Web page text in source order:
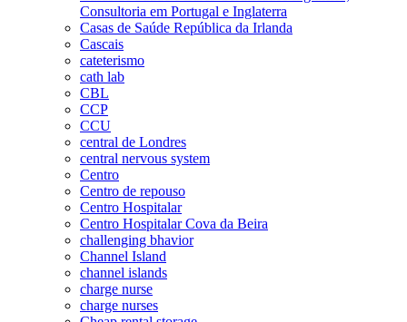
Consultoria em Portugal e Inglaterra
Casas de Saúde República da Irlanda
Cascais
cateterismo
cath lab
CBL
CCP
CCU
central de Londres
central nervous system
Centro
Centro de repouso
Centro Hospitalar
Centro Hospitalar Cova da Beira
challenging bhavior
Channel Island
channel islands
charge nurse
charge nurses